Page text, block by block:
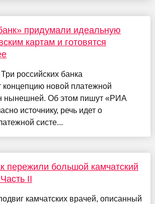
придумали идеальную
картам и готовятся
российских банка
концепцию новой платежной
нынешней. Об этом пишут «РИА
источнику, речь идет о
систе...
пережили большой камчатский
II
камчатских врачей, описанный